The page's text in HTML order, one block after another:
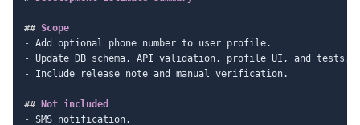
## Scope
-
-
- Include release note and manual verification.
## Not included
-